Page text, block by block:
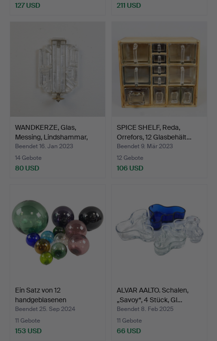
127 USD 211 USD
WANDKERZE, Glas,
Messing, Lindshammar,
Sch…
Beendet 16. Jan 2023
14 Gebote
80 USD
SPICE SHELF, Reda,
Orrefors, 12 Glasbehält…
Beendet 9. Mär 2023
12 Gebote
106 USD
Ein Satz von 12
handgeblasenen
Glasschwimm…
Beendet 25. Sep 2024
11 Gebote
153 USD
ALVAR AALTO. Schalen,
„Savoy“, 4 Stück, Gl…
Beendet 8. Feb 2025
11 Gebote
66 USD